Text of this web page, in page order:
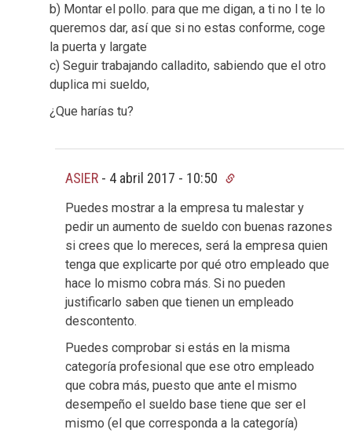
b) Montar el pollo. para que me digan, a ti no l te lo
queremos dar, así que si no estas conforme, coge
la puerta y largate
c) Seguir trabajando calladito, sabiendo que el otro
duplica mi sueldo,
¿Que harías tu?
ASIER - 4 abril 2017 - 10:50
Puedes mostrar a la empresa tu malestar y
pedir un aumento de sueldo con buenas razones
si crees que lo mereces, será la empresa quien
tenga que explicarte por qué otro empleado que
hace lo mismo cobra más. Si no pueden
justificarlo saben que tienen un empleado
descontento.
Puedes comprobar si estás en la misma
categoría profesional que ese otro empleado
que cobra más, puesto que ante el mismo
desempeño el sueldo base tiene que ser el
mismo (el que corresponda a la categoría)